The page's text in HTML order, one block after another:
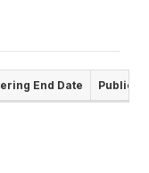
End Date Public